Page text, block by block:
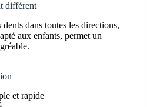
différent
dans toutes les directions,
aux enfants, permet un
et rapide